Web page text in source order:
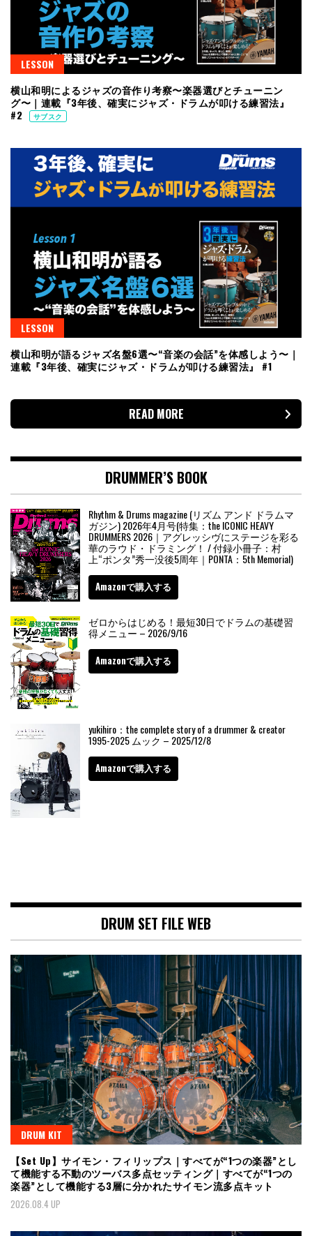
LESSON
横山和明によるジャズの音作り考察〜楽器選びとチューニン
グ〜｜連載『3年後、確実にジャズ・ドラムが叩ける練習法』
#2
サブスク
LESSON
横山和明が語るジャズ名盤6選〜“音楽の会話”を体感しよう〜｜
連載『3年後、確実にジャズ・ドラムが叩ける練習法』 #1
READ MORE
DRUMMER’S BOOK
Rhythm & Drums magazine (リズム アンド ドラムマ
ガジン) 2026年4月号(特集：the ICONIC HEAVY
DRUMMERS 2026｜アグレッシヴにステージを彩る
華のラウド・ドラミング！ / 付録小冊子：村
上“ポンタ”秀一没後5周年｜PONTA：5th Memorial)
Amazonで購入する
ゼロからはじめる！最短30日でドラムの基礎習
得メニュー – 2026/9/16
Amazonで購入する
yukihiro：the complete story of a drummer & creator
1995-2025 ムック – 2025/12/8
Amazonで購入する
DRUM SET FILE WEB
DRUM KIT
【Set Up】サイモン・フィリップス｜すべてが“1つの楽器”とし
て機能する不動のツーバス多点セッティング｜すべてが“1つの
楽器”として機能する3層に分かれたサイモン流多点キット
2026.08.4 UP